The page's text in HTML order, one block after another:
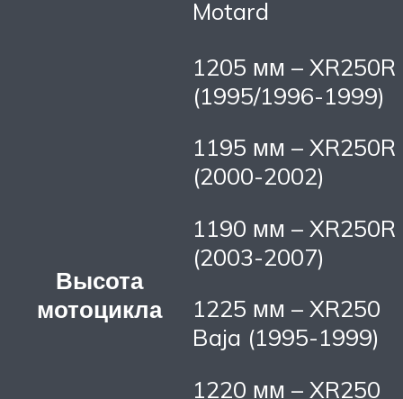
Motard
Высота
мотоцикла
1205 мм – XR250R
(1995/1996-1999)
1195 мм – XR250R
(2000-2002)
1190 мм – XR250R
(2003-2007)
1225 мм – XR250
Baja (1995-1999)
1220 мм – XR250